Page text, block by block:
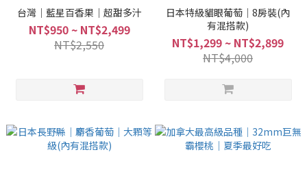
台灣｜藍星百香果｜超甜多汁
NT$950 ~ NT$2,499
NT$2,550
日本特級貓眼葡萄｜8房裝(內
有混搭款)
NT$1,299 ~ NT$2,899
NT$4,000